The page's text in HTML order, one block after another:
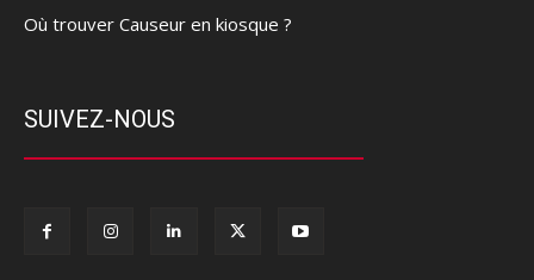
Où trouver Causeur en kiosque ?
SUIVEZ-NOUS